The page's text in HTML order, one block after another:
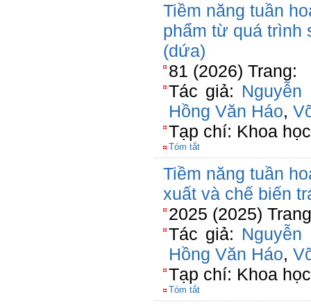
Tiềm năng tuần
phẩm từ quá trình
(dứa)
81 (2026) Trang:
Tác giả: Nguyễn
Hồng Văn Háo,
Tạp chí: Khoa
Tóm tắt
Tiềm năng tuần
xuất và chế biến
2025 (2025)
Tác giả: Nguyễn
Hồng Văn Háo,
Tạp chí: Khoa
Tóm tắt